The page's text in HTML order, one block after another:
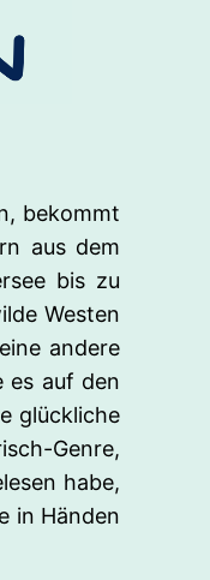
bekommt
aus dem
bis zu
Westen
andere
es auf den
glückliche
Genre,
habe,
in Händen